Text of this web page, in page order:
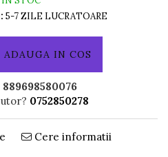
5-7 ZILE LUCRATOARE
ADAUGA IN COS
889698580076
0752850278
Cere informatii